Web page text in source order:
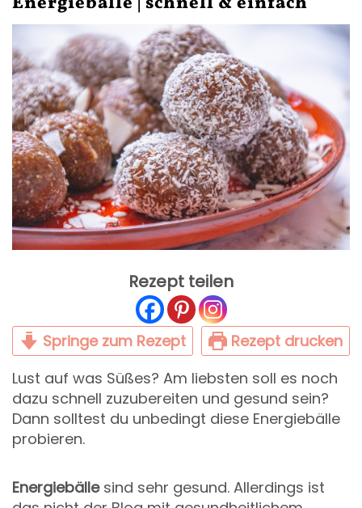
Rezept teilen
Springe zum Rezept
Rezept drucken
Lust auf was Süßes? Am liebsten soll es noch
dazu schnell zuzubereiten und gesund sein?
Dann solltest du unbedingt diese Energiebälle
probieren.
Energiebällesind sehr gesund. Allerdings ist